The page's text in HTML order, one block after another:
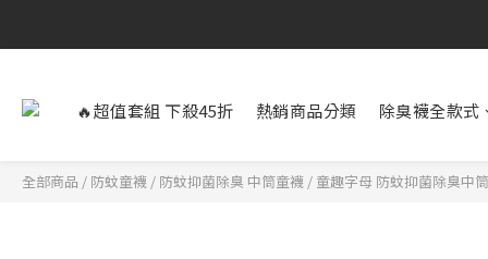
🔥超值套組 下殺45折 熱銷商品分類 除臭襪全款式
全部商品 / 防蚊童襪 / 防蚊抑菌除臭 中筒童襪 / 童趣字母 防蚊抑菌除臭中